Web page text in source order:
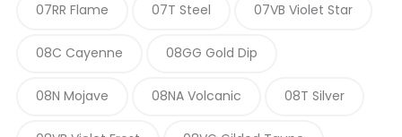
07RR Flame 07T Steel 07VB Violet Star
08C Cayenne 08GG Gold Dip
08N Mojave 08NA Volcanic 08T Silver